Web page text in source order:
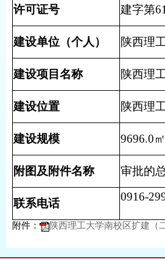
许可证号 建字第
建设单位（个人） 陕西理
建设项目名称 陕西理
建设位置 陕西理
建设规模 9696.0㎡
附图及附件名称 审批的
联系电话
0916-
附件： 陕西理工大学南校区扩建（